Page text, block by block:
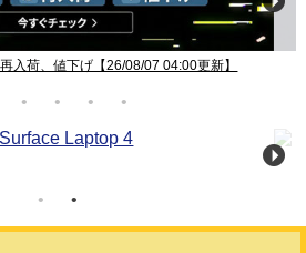
入荷、値下げ【26/08/07 04:00更新】